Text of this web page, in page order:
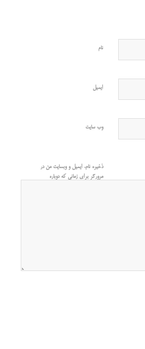
نام
ایمیل
وب‌ سایت
ذخیره نام، ایمیل و وبسایت من در
مرورگر برای زمانی که دوباره